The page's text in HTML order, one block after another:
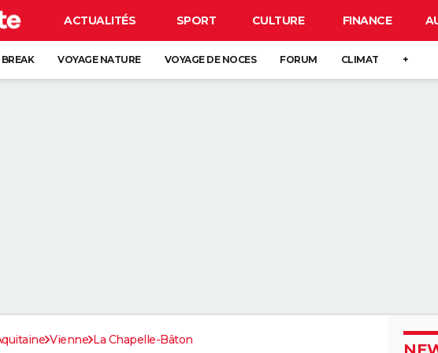
ACTUALITÉS SPORT CULTURE FINANCE
VOYAGE NATURE VOYAGE DE NOCES FORUM CLIMAT +
Vienne La Chapelle-Bâton